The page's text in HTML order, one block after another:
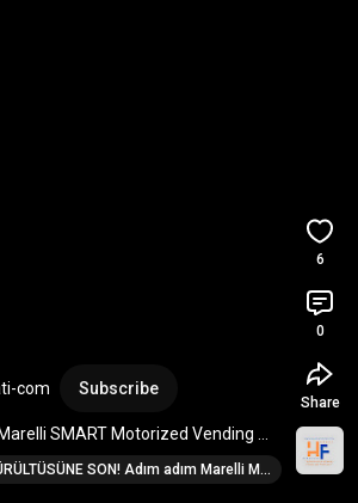
com Subscribe
SMART Motorized Vending
programming remote?
Apartman kapısı GÜRÜLTÜSÜNE SON! Adım adım Marelli Motorlu Otomat montajı bağlantısı nasıl yapılır?
6
0
Share